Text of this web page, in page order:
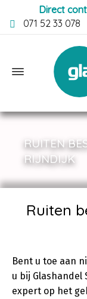
Direct
071 52 33 078
RUITEN
RIJNDIJK
Ruiten
Bent u toe aan
u bij Glashandel
expert op het